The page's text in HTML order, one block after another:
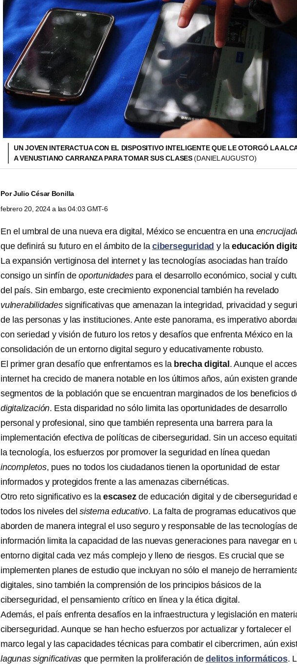
UN JOVEN INTERACTUA CON EL DISPOSITIVO INTELIGENTE QUE LE OTORGÓ LA
A VENUSTIANO CARRANZA PARA TOMAR SUS CLASES(DANIEL AUGUSTO)
PorJulio César Bonilla
febrero 20, 2024 a las 04:03 GMT-6
En el umbral de una nueva era digital, México se encuentra en una
que definirá su futuro en el ámbito de la ciberseguridad y la educación
La expansión vertiginosa del internet y las tecnologías asociadas han traído
consigo un sinfín deoportunidades para el desarrollo económico, social y
del país. Sin embargo, este crecimiento exponencial también ha revelado
vulnerabilidadessignificativas que amenazan la integridad, privacidad y
de las personas y las instituciones. Ante este panorama, es imperativo
con seriedad y visión de futuro los retos y desafíos que enfrenta México en la
consolidación de un entorno digital seguro y educativamente robusto.
El primer gran desafío que enfrentamos es labrecha digital . Aunque el
internet ha crecido de manera notable en los últimos años, aún existen
segmentos de la población que se encuentran marginados de los beneficios
digitalización. Esta disparidad no sólo limita las oportunidades de desarrollo
personal y profesional, sino que también representa una barrera para la
implementación efectiva de políticas de ciberseguridad. Sin un acceso
la tecnología, los esfuerzos por promover la seguridad en línea quedan
incompletos, pues no todos los ciudadanos tienen la oportunidad de estar
informados y protegidos frente a las amenazas cibernéticas.
Otro reto significativo es la escasez de educación digital y de ciberseguridad
todos los niveles delsistema educativo. La falta de programas educativos que
aborden de manera integral el uso seguro y responsable de las tecnologías
información limita la capacidad de las nuevas generaciones para navegar en
entorno digital cada vez más complejo y lleno de riesgos. Es crucial que se
implementen planes de estudio que incluyan no sólo el manejo de
digitales, sino también la comprensión de los principios básicos de la
ciberseguridad, el pensamiento crítico en línea y la ética digital.
Además, el país enfrenta desafíos en la infraestructura y legislación en
ciberseguridad. Aunque se han hecho esfuerzos por actualizar y fortalecer el
marco legal y las capacidades técnicas para combatir el cibercrimen, aún
lagunas significativas que permiten la proliferación de delitos informáticos.